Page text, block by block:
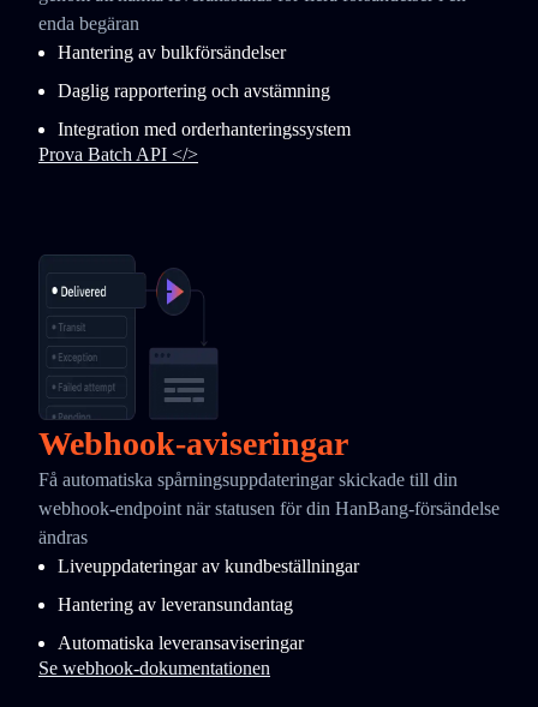
enda begäran
Hantering av bulkförsändelser
Daglig rapportering och avstämning
Integration med orderhanteringssystem
Prova Batch API </>
Webhook-aviseringar
Få automatiska spårningsuppdateringar skickade till din
webhook-endpoint när statusen för din HanBang-försändelse
ändras
Liveuppdateringar av kundbeställningar
Hantering av leveransundantag
Automatiska leveransaviseringar
Se webhook-dokumentationen